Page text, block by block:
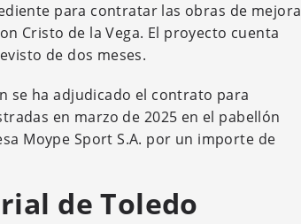
para contratar las obras de mejora
Cristo de la Vega. El proyecto cuenta
de dos meses.
se ha adjudicado el contrato para
en marzo de 2025 en el pabellón
Moype Sport S.A. por un importe de
de Toledo